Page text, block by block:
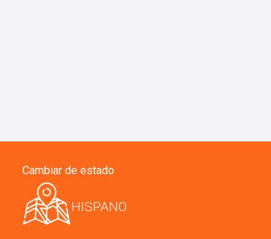
Cambiar de estado
HISPANO